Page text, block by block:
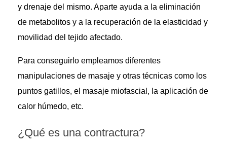
y drenaje del mismo. Aparte ayuda a la eliminación
de metabolitos y a la recuperación de la elasticidad y
movilidad del tejido afectado.
Para conseguirlo empleamos diferentes
manipulaciones de masaje y otras técnicas como los
puntos gatillos, el masaje miofascial, la aplicación de
calor húmedo, etc.
¿Qué es una contractura?